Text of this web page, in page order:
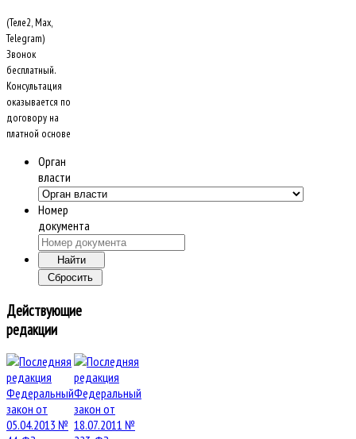
(Теле2, Max,
Telegram)
Звонок
бесплатный.
Консультация
оказывается по
договору на
платной основе
Орган
власти
Номер
документа
Действующие
редакции